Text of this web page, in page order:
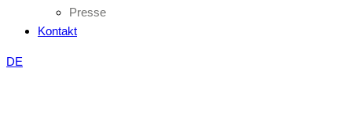
Presse
Kontakt
DE